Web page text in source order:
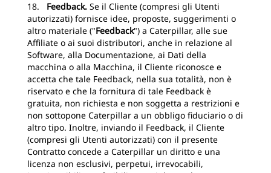
18. Feedback. Se il Cliente (compresi gli Utenti
autorizzati) fornisce idee, proposte, suggerimenti o
altro materiale ("Feedback") a Caterpillar, alle sue
Affiliate o ai suoi distributori, anche in relazione al
Software, alla Documentazione, ai Dati della
macchina o alla Macchina, il Cliente riconosce e
accetta che tale Feedback, nella sua totalità, non è
riservato e che la fornitura di tale Feedback è
gratuita, non richiesta e non soggetta a restrizioni e
non sottopone Caterpillar a un obbligo fiduciario o di
altro tipo. Inoltre, inviando il Feedback, il Cliente
(compresi gli Utenti autorizzati) con il presente
Contratto concede a Caterpillar un diritto e una
licenza non esclusivi, perpetui, irrevocabili,